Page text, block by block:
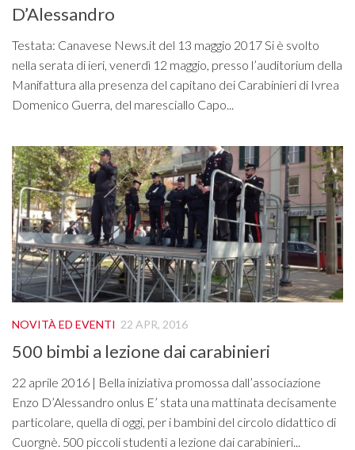
D’Alessandro
Testata: Canavese News.it del 13 maggio 2017 Si è svolto
nella serata di ieri, venerdì 12 maggio, presso l’auditorium della
Manifattura alla presenza del capitano dei Carabinieri di Ivrea
Domenico Guerra, del maresciallo Capo...
NOVITÀ ED EVENTI 22 APR, 2016
500 bimbi a lezione dai carabinieri
22 aprile 2016 | Bella iniziativa promossa dall’associazione
Enzo D’Alessandro onlus E’ stata una mattinata decisamente
particolare, quella di oggi, per i bambini del circolo didattico di
Cuorgnè. 500 piccoli studenti a lezione dai carabinieri...